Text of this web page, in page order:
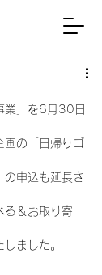
業」を6月30日
画の「日帰りゴ
の申込も延長さ
る＆お取り寄
しました。